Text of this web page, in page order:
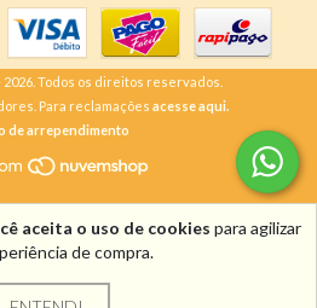
aceita o uso de cookies para agilizar
de compra.
Todos os direitos reservados.
Para reclamações acesse aqui.
de arrependimento